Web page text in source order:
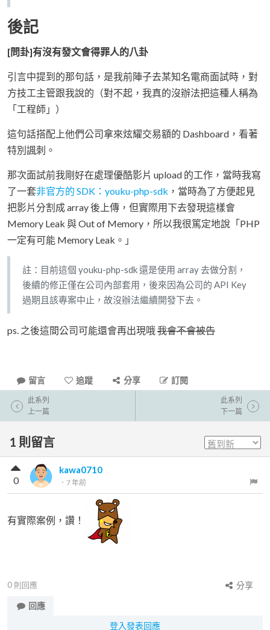
後記
[問卦]有沒有發文會得罪人的八卦
引言中提到的那句話，是我前陣子去某知名電商面試時，對
方技工主管跟我說的（對不起，我真的沒辦法把這種人稱為
「工程師」）
這句話搭配上他們公司拿來炫耀交易額的 Dashboard，看著
特別諷刺。
那次面試前我剛好在處理優酷影片 upload 的工作，當時我寫
了一套非官方的 SDK：youku-php-sdk ，當時為了方便起見
把影片分割成 array 後上傳，但實際用下去發現這樣會
Memory Leak 與 Out of Memory，所以我很篤定地說「PHP
一定有可能 Memory Leak。」
註：目前這個 youku-php-sdk 還是使用 array 去做分割，
後續的修正僅在公司內部套用，後來因為公司的 API Key
過期且該專案中止，故沒辦法繼續開發下去。
ps. 之後這間公司可能還會再出現哦我會不會被告
留言 追蹤 分享 訂閱
此系列
上一篇
此系列
下一篇
1 則留言
kawa0710
． 7 年前
0
有實際案例，讚！
0 則回應
分享
回應
登入發表回應